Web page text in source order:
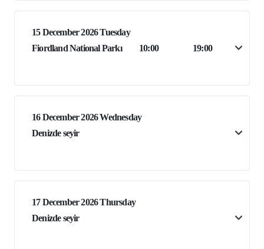
15 December 2026 Tuesday
Fiordland National Parkı
10:00 19:00
16 December 2026 Wednesday
Denizde seyir
17 December 2026 Thursday
Denizde seyir